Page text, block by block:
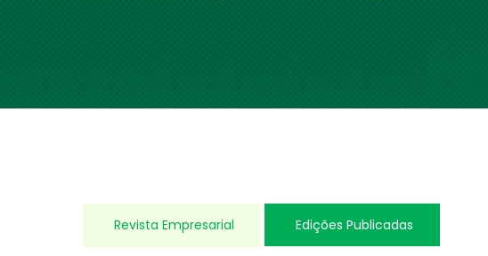
Revista Empresarial Edições Publicadas